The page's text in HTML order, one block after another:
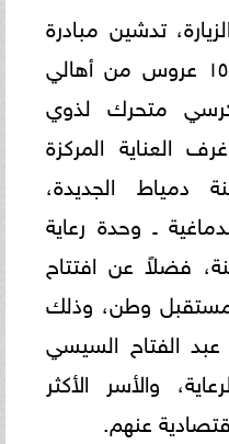
تدشين مبادرة
"فرحة أولادنا"، وتجهيز ١٥٠ عروس من أهالي
وتوزيع ٥٠ كرسي متحرك لذوي
العناية المركزة
دمياط الجديدة،
ـ وحدة رعاية
فضلاً عن افتتاح
مستقبل وطن، وذلك
عبد الفتاح السيسي
والأسر الأكثر
عنهم.